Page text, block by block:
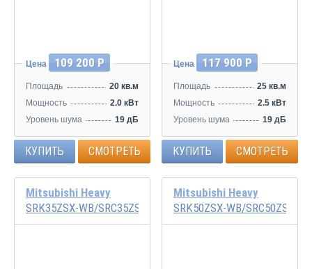
Цена 109 200 Р
Площадь
20 кв.м
Мощность
2.0 кВт
Уровень шума
19 дБ
КУПИТЬ СМОТРЕТЬ
Цена 117 900 Р
Площадь
25 кв.м
Мощность
2.5 кВт
Уровень шума
19 дБ
КУПИТЬ СМОТРЕТЬ
Mitsubishi Heavy
SRK35ZSX-WB/SRC35ZSX-W
Mitsubishi Heavy
SRK50ZSX-WB/SRC50ZSX-W